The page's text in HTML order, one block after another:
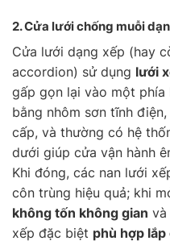
2. Cửa lưới chống muỗi
Cửa lưới dạng xếp (hay
accordion) sử dụng lưới
gấp gọn lại vào một phía
bằng nhôm sơn tĩnh
cấp, và thường có hệ
dưới giúp cửa vận hành
Khi đóng, các nan lưới
côn trùng hiệu quả; khi
không tốn không gian và
xếp đặc biệt phù hợp